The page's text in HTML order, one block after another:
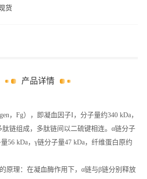
货
产品详情
，Fg），即凝血因子I，分子量约340 kDa，
肽链组成，多肽链间以二硫键相连。α链分子
56 kDa，γ链分子量47 kDa，纤维蛋白原约
原理：在凝血酶作用下，α链与β链分别释放